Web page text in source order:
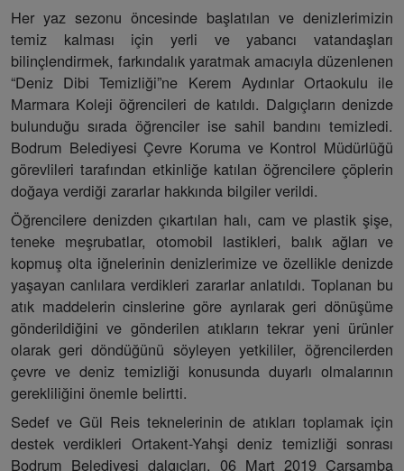
Her yaz sezonu öncesinde başlatılan ve denizlerimizin
temiz kalması için yerli ve yabancı vatandaşları
bilinçlendirmek, farkındalık yaratmak amacıyla düzenlenen
“Deniz Dibi Temizliği”ne Kerem Aydınlar Ortaokulu ile
Marmara Koleji öğrencileri de katıldı. Dalgıçların denizde
bulunduğu sırada öğrenciler ise sahil bandını temizledi.
Bodrum Belediyesi Çevre Koruma ve Kontrol Müdürlüğü
görevlileri tarafından etkinliğe katılan öğrencilere çöplerin
doğaya verdiği zararlar hakkında bilgiler verildi.
Öğrencilere denizden çıkartılan halı, cam ve plastik şişe,
teneke meşrubatlar, otomobil lastikleri, balık ağları ve
kopmuş olta iğnelerinin denizlerimize ve özellikle denizde
yaşayan canlılara verdikleri zararlar anlatıldı. Toplanan bu
atık maddelerin cinslerine göre ayrılarak geri dönüşüme
gönderildiğini ve gönderilen atıkların tekrar yeni ürünler
olarak geri döndüğünü söyleyen yetkililer, öğrencilerden
çevre ve deniz temizliği konusunda duyarlı olmalarının
gerekliliğini önemle belirtti.
Sedef ve Gül Reis teknelerinin de atıkları toplamak için
destek verdikleri Ortakent-Yahşi deniz temizliği sonrası
Bodrum Belediyesi dalgıçları, 06 Mart 2019 Çarşamba